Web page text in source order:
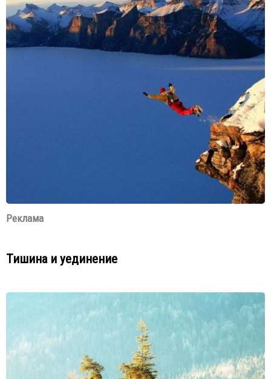
Реклама
Тишина и уединение